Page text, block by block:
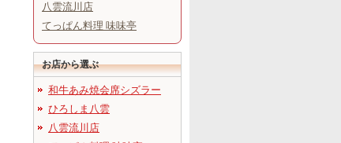
八雲流川店
てっぱん料理 味味亭
お店から選ぶ
和牛あみ焼会席シズラー
ひろしま八雲
八雲流川店